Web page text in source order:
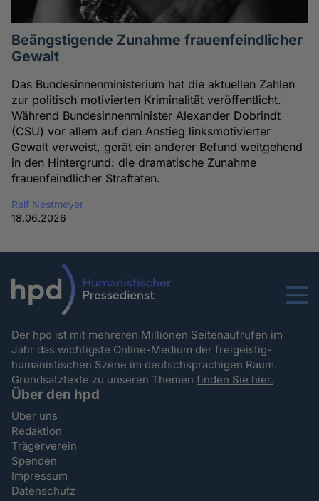
Beängstigende Zunahme frauenfeindlicher
Gewalt
Das Bundesinnenministerium hat die aktuellen Zahlen
zur politisch motivierten Kriminalität veröffentlicht.
Während Bundesinnenminister Alexander Dobrindt
(CSU) vor allem auf den Anstieg linksmotivierter
Gewalt verweist, gerät ein anderer Befund weitgehend
in den Hintergrund: die dramatische Zunahme
frauenfeindlicher Straftaten.
Ralf Nestmeyer
18.06.2026
Menu
Der hpd ist mit mehreren Millionen Seitenaufrufen im
Jahr das wichtigste Online-Medium der freigeistig-
humanistischen Szene im deutschsprachigen Raum.
Grundsatztexte zu unseren Themenfinden Sie hier.
Über den hpd
Über uns
Redaktion
Trägerverein
Spenden
Impressum
Datenschutz